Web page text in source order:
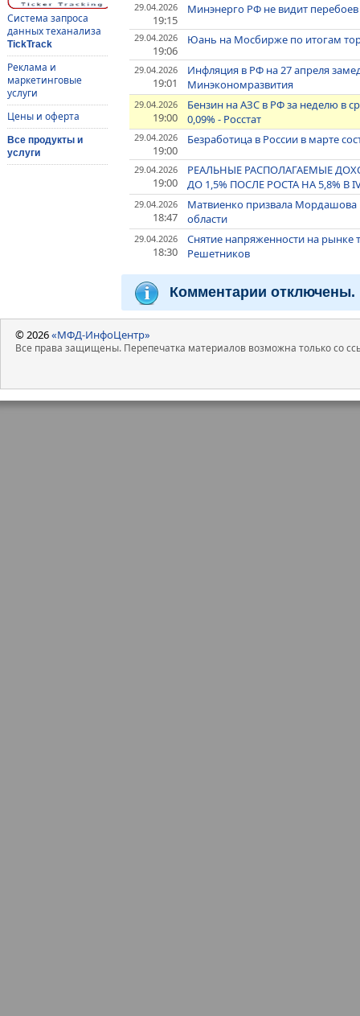
Система запроса
данных теханализа
TickTrack
Реклама и
маркетинговые
услуги
Цены и оферта
Все продукты и
услуги
29.04.2026
19:15
Минэнерго РФ не видит
29.04.2026
19:06
Юань на Мосбирже по итогам
29.04.2026
19:01
Инфляция в РФ на 27 апреля
Минэкономразвития
29.04.2026
19:00
Бензин на АЗС в РФ за неделю в
0,09% - Росстат
29.04.2026
19:00
Безработица в России в марте
29.04.2026
19:00
РЕАЛЬНЫЕ РАСПОЛАГАЕМЫЕ
ДО 1,5% ПОСЛЕ РОСТА НА 5,8% В
29.04.2026
18:47
Матвиенко призвала Мордашова
области
29.04.2026
18:30
Снятие напряженности на рынке
Решетников
Комментарии отключены.
© 2026«МФД-ИнфоЦентр»
Все права защищены. Перепечатка материалов возможна только со